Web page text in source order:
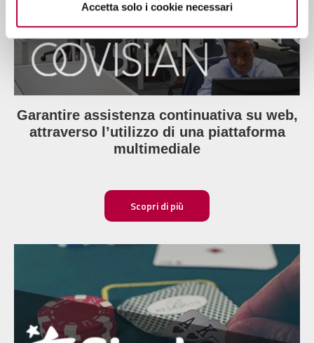
Accetta solo i cookie necessari
Garantire assistenza continuativa su web,
attraverso l’utilizzo di una piattaforma
multimediale
Scopri di più